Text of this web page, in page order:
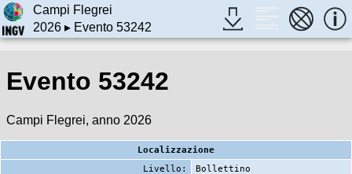
Campi Flegrei
2026▸ Evento 53242
Evento 53242
Campi Flegrei, anno 2026
Localizzazione
Livello:
Bollettino